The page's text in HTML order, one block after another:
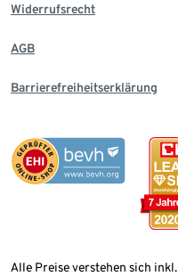
Widerrufsrecht
AGB
Barrierefreiheitserklärung
Alle Preise verstehen sich